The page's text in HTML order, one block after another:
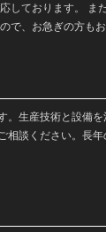
しております。 ま
、お急ぎの方も
。生産技術と設備
談ください。長